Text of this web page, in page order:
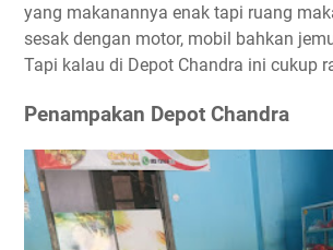
yang makanannya enak tapi ruang
sesak dengan motor, mobil bahkan
Tapi kalau di Depot Chandra ini cukup
Penampakan Depot Chandra